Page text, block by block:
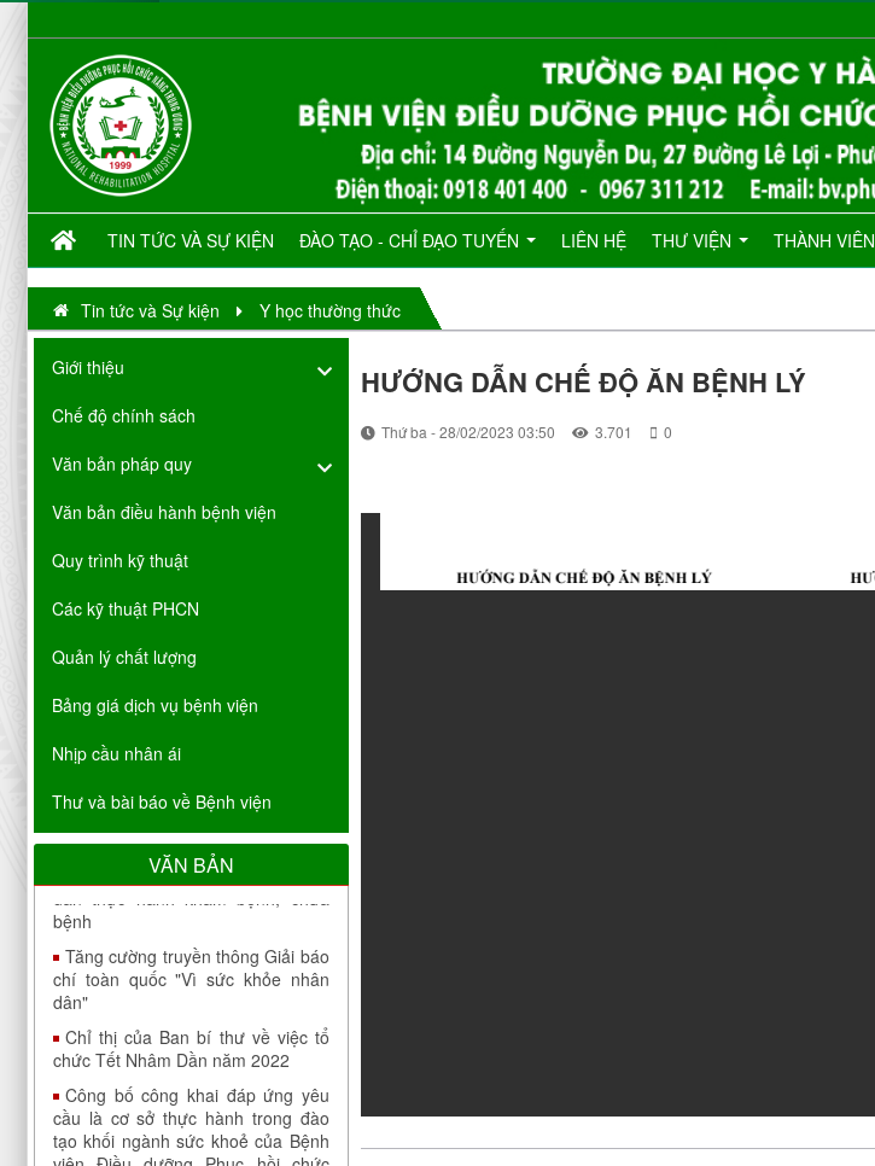
TIN TỨC VÀ SỰ KIỆN ĐÀO TẠO - CHỈ ĐẠO TUYẾN LIÊN HỆ THƯ VIỆN THÀNH VIÊN
Tin tức và Sự kiện Y học thường thức
Giới thiệu
Chế độ chính sách
Văn bản pháp quy
Văn bản điều hành bệnh viện
Quy trình kỹ thuật
Các kỹ thuật PHCN
Quản lý chất lượng
Bảng giá dịch vụ bệnh viện
Nhịp cầu nhân ái
Thư và bài báo về Bệnh viện
VĂN BẢN
Thông báo cập nhật danh sách cơ
sở đáp ứng yêu cầu là cơ sở hướng
dẫn thực hành khám bệnh, chữa
bệnh
Tăng cường truyền thông Giải báo
chí toàn quốc "Vì sức khỏe nhân
dân"
Chỉ thị của Ban bí thư về việc tổ
chức Tết Nhâm Dần năm 2022
Công bố công khai đáp ứng yêu
cầu là cơ sở thực hành trong đào
tạo khối ngành sức khoẻ của Bệnh
viện Điều dưỡng Phục hồi chức
năng Trung ương
HƯỚNG DẪN CHẾ ĐỘ ĂN BỆNH LÝ
Thứ ba - 28/02/2023 03:50 3.701 0